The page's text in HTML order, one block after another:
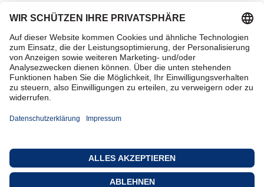
Einfach & sicher bezahlen
Zertifiziert einkaufen